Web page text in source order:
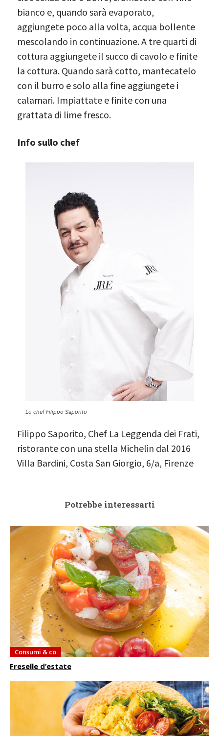
bianco e, quando sarà evaporato,
aggiungete poco alla volta, acqua bollente
mescolando in continuazione. A tre quarti di
cottura aggiungete il succo di cavolo e finite
la cottura. Quando sarà cotto, mantecatelo
con il burro e solo alla fine aggiungete i
calamari. Impiattate e finite con una
grattata di lime fresco.
Info sullo chef
Lo chef Filippo Saporito
Filippo Saporito, Chef La Leggenda dei Frati,
ristorante con una stella Michelin dal 2016
Villa Bardini, Costa San Giorgio, 6/a, Firenze
Potrebbe interessarti
Consumi & co
Freselle d’estate